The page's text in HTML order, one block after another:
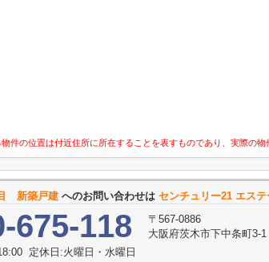
件の位置は付近住所に所在することを表すものであり、実際の物
新築戸建 へのお問い合わせは センチュリー21 エス
675-118
〒567-0886
大阪府茨木市下中条町3-1
定休日:火曜日・水曜日